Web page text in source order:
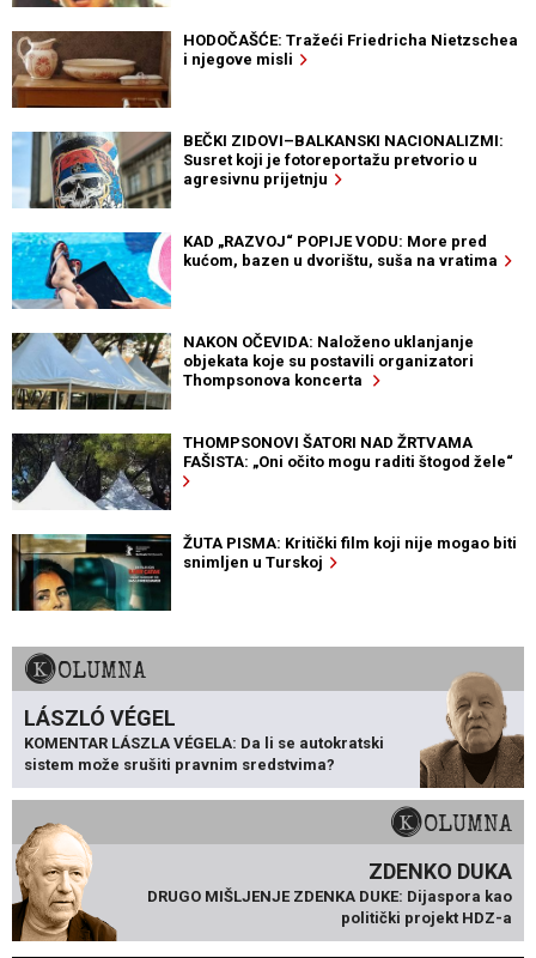
HODOČAŠĆE: Tražeći Friedricha Nietzschea
i njegove misli
BEČKI ZIDOVI–BALKANSKI NACIONALIZMI:
Susret koji je fotoreportažu pretvorio u
agresivnu prijetnju
KAD „RAZVOJ“ POPIJE VODU: More pred
kućom, bazen u dvorištu, suša na vratima
NAKON OČEVIDA: Naloženo uklanjanje
objekata koje su postavili organizatori
Thompsonova koncerta
THOMPSONOVI ŠATORI NAD ŽRTVAMA
FAŠISTA: „Oni očito mogu raditi štogod žele“
ŽUTA PISMA: Kritički film koji nije mogao biti
snimljen u Turskoj
KOLUMNA
LÁSZLÓ VÉGEL
KOMENTAR LÁSZLA VÉGELA: Da li se autokratski
sistem može srušiti pravnim sredstvima?
KOLUMNA
ZDENKO DUKA
DRUGO MIŠLJENJE ZDENKA DUKE: Dijaspora kao
politički projekt HDZ-a